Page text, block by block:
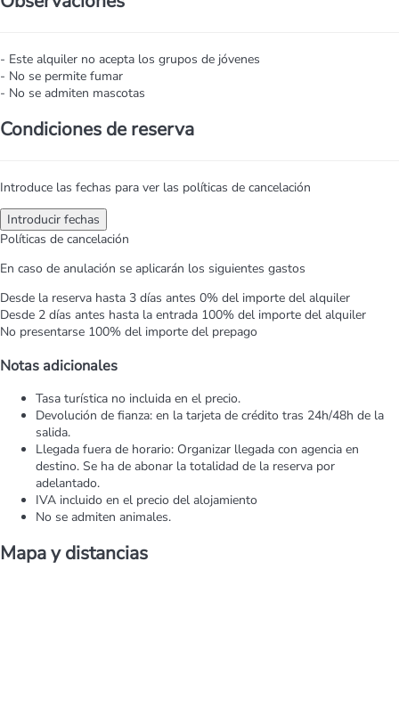
- Este alquiler no acepta los grupos de jóvenes
- No se permite fumar
- No se admiten mascotas
Condiciones de reserva
Introduce las fechas para ver las políticas de cancelación
Introducir fechas
Políticas de cancelación
En caso de anulación se aplicarán los siguientes gastos
Desde la reserva hasta 3 días antes 0% del importe del alquiler
Desde 2 días antes hasta la entrada 100% del importe del alquiler
No presentarse 100% del importe del prepago
Notas adicionales
Tasa turística no incluida en el precio.
Devolución de fianza: en la tarjeta de crédito tras 24h/48h de la
salida.
Llegada fuera de horario: Organizar llegada con agencia en
destino. Se ha de abonar la totalidad de la reserva por
adelantado.
IVA incluido en el precio del alojamiento
No se admiten animales.
Mapa y distancias